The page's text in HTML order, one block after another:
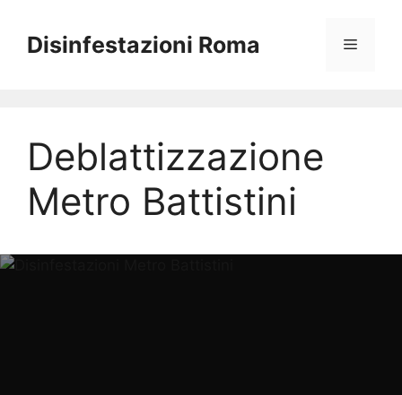
contenuto
Disinfestazioni Roma Menu
Deblattizzazione
Metro Battistini